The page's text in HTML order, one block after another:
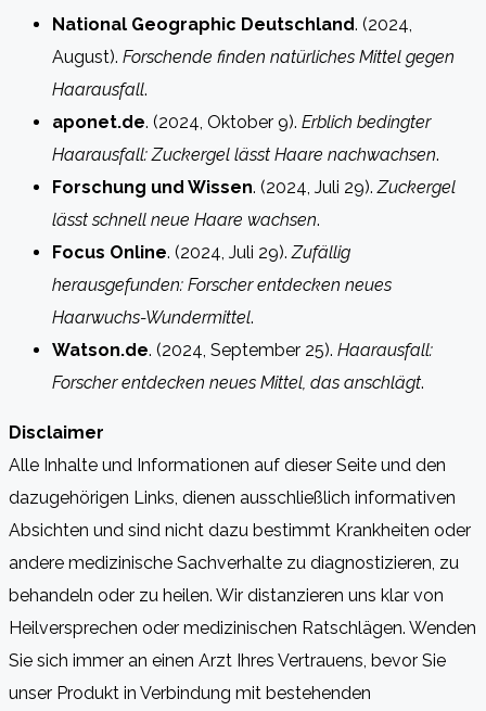
National Geographic Deutschland. (2024,
August). Forschende finden natürliches Mittel gegen
Haarausfall.
aponet.de. (2024, Oktober 9). Erblich bedingter
Haarausfall: Zuckergel lässt Haare nachwachsen.
Forschung und Wissen. (2024, Juli 29). Zuckergel
lässt schnell neue Haare wachsen.
Focus Online. (2024, Juli 29). Zufällig
herausgefunden: Forscher entdecken neues
Haarwuchs-Wundermittel.
Watson.de. (2024, September 25). Haarausfall:
Forscher entdecken neues Mittel, das anschlägt.
Disclaimer
Alle Inhalte und Informationen auf dieser Seite und den
dazugehörigen Links, dienen ausschließlich informativen
Absichten und sind nicht dazu bestimmt Krankheiten oder
andere medizinische Sachverhalte zu diagnostizieren, zu
behandeln oder zu heilen. Wir distanzieren uns klar von
Heilversprechen oder medizinischen Ratschlägen. Wenden
Sie sich immer an einen Arzt Ihres Vertrauens, bevor Sie
unser Produkt in Verbindung mit bestehenden